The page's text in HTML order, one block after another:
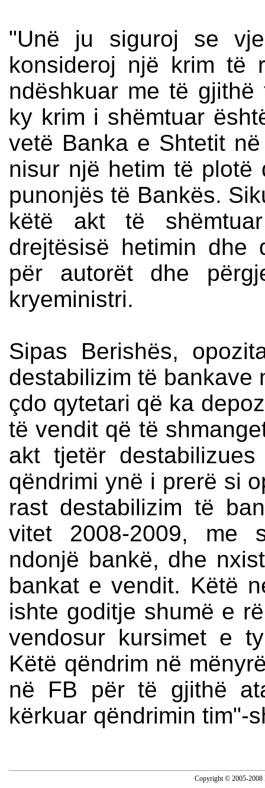
"Unë ju siguroj se
konsideroj një krim të
ndëshkuar me të
ky krim i shëmtuar
vetë Banka e Shtetit
nisur një hetim të plotë
punonjës të Bankës.
këtë akt të
drejtësisë hetimin dhe
për autorët dhe
kryeministri.
Sipas Berishës,
destabilizim të bankave
çdo qytetari që ka
të vendit që të
akt tjetër
qëndrimi ynë i prerë si
rast destabilizim të
vitet 2008-2009, me
ndonjë bankë, dhe
bankat e vendit. Këtë
ishte goditje shumë e
vendosur kursimet e
Këtë qëndrim në
në FB për të gjithë
kërkuar qëndrimin tim"-
Copyright © 2005-